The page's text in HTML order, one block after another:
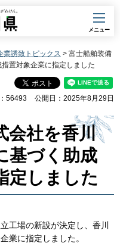
メニュー
業誘致トピックス > 富士船舶装備
置対象企業に指定しました
56493 公開日：2025年8月29日
会社を香川
基づく助成
定しました
工場の新設が決定し、香川
業に指定しました。